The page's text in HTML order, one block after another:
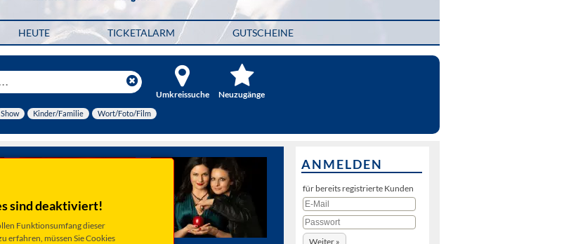
HEUTE TICKETALARM GUTSCHEINE
Umkreissuche Neuzugänge
Show Kinder/Familie Wort/Foto/Film
sind deaktiviert!
Funktionsumfang dieser
erfahren, müssen Sie Cookies
ANMELDEN
für bereits registrierte Kunden